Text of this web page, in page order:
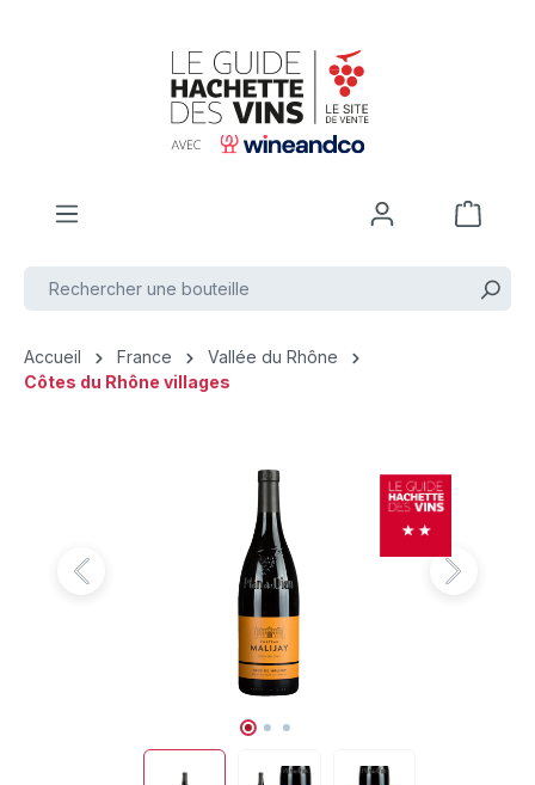
Accueil France
Vallée du Rhône
Côtes du Rhône villages